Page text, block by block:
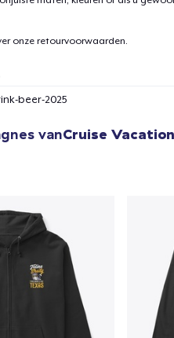
onze retourvoorwaarden.
beer-2025
vanCruise